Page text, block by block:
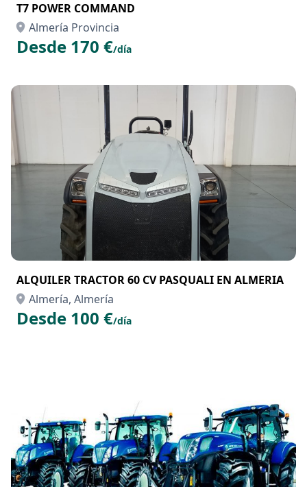
T7 POWER COMMAND
Almería Provincia
Desde 170 €/día
ALQUILER TRACTOR 60 CV PASQUALI EN ALMERIA
Almería, Almería
Desde 100 €/día